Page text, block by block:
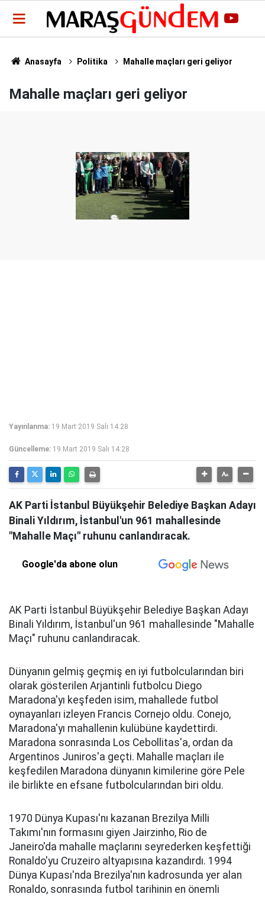
Anasayfa Politika Mahalle maçları geri geliyor
Mahalle maçları geri geliyor
Yayınlanma: 19 Mart 2019 Salı 14:28
Güncelleme: 19 Mart 2019 Salı 14:28
AK Parti İstanbul Büyükşehir Belediye Başkan Adayı
Binali Yıldırım, İstanbul'un 961 mahallesinde
"Mahalle Maçı" ruhunu canlandıracak.
Google'da abone olun
AK Parti İstanbul Büyükşehir Belediye Başkan Adayı
Binali Yıldırım, İstanbul'un 961 mahallesinde "Mahalle
Maçı" ruhunu canlandıracak.
Dünyanın gelmiş geçmiş en iyi futbolcularından biri
olarak gösterilen Arjantinli futbolcu Diego
Maradona'yı keşfeden isim, mahallede futbol
oynayanları izleyen Francis Cornejo oldu. Conejo,
Maradona'yı mahallenin kulübüne kaydettirdi.
Maradona sonrasında Los Cebollitas'a, ordan da
Argentinos Juniros'a geçti. Mahalle maçları ile
keşfedilen Maradona dünyanın kimilerine göre Pele
ile birlikte en efsane futbolcularından biri oldu.
1970 Dünya Kupası'nı kazanan Brezilya Milli
Takımı'nın formasını giyen Jairzinho, Rio de
Janeiro'da mahalle maçlarını seyrederken keşfettiği
Ronaldo'yu Cruzeiro altyapısına kazandırdı. 1994
Dünya Kupası'nda Brezilya'nın kadrosunda yer alan
Ronaldo, sonrasında futbol tarihinin en önemli